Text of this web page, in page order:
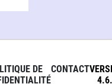
DE
CONTACT